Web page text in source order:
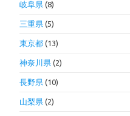
岐阜県 (8)
三重県 (5)
東京都 (13)
神奈川県 (2)
長野県 (10)
山梨県 (2)